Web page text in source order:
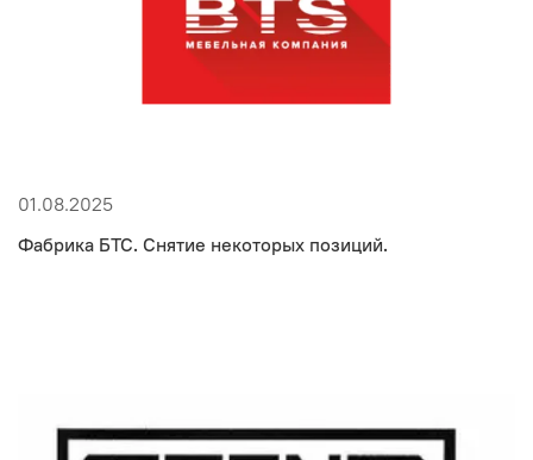
01.08.2025
Фабрика БТС. Снятие некоторых позиций.